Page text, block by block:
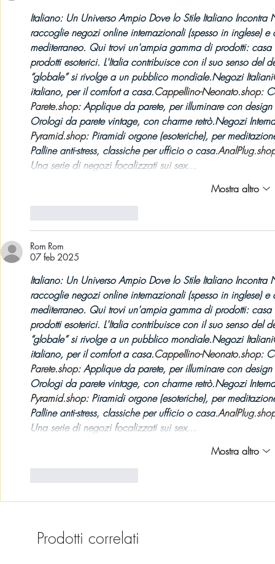
Italiano: Un Universo Ampio Dove lo Stile Italiano
raccoglie negozi online internazionali (spesso in inglese)
mediterraneo. Qui trovi un'ampia gamma di prodotti:
prodotti esoterici. L'Italia contribuisce con il suo senso del
“globale” si rivolge a un pubblico mondiale.Negozi Italiani
italiano, per il comfort a casa.Cappellino-Neonato.shop:
Parete.shop: Applique da parete, per illuminare con design
Orologi da parete vintage, con charme retrò.Negozi
Pyramid.shop: Piramidi orgone (esoteriche), per
Palline anti-stress, classiche per ufficio o casa.
Una serie di negozi focalizzati sui sex…
Mostra altro
Rom Rom
07 feb 2025
Italiano: Un Universo Ampio Dove lo Stile Italiano
raccoglie negozi online internazionali (spesso in inglese)
mediterraneo. Qui trovi un'ampia gamma di prodotti:
prodotti esoterici. L'Italia contribuisce con il suo senso del
“globale” si rivolge a un pubblico mondiale.Negozi Italiani
italiano, per il comfort a casa.Cappellino-Neonato.shop:
Parete.shop: Applique da parete, per illuminare con design
Orologi da parete vintage, con charme retrò.Negozi
Pyramid.shop: Piramidi orgone (esoteriche), per
Palline anti-stress, classiche per ufficio o casa.
Una serie di negozi focalizzati sui sex…
Mostra altro
Prodotti correlati